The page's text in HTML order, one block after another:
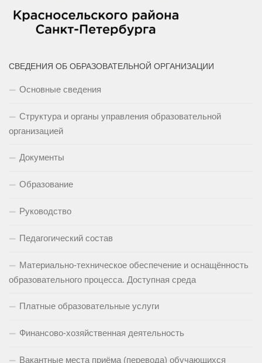
СВЕДЕНИЯ ОБ ОБРАЗОВАТЕЛЬНОЙ ОРГАНИЗАЦИИ
Основные сведения
Структура и органы управления образовательной
организацией
Документы
Образование
Руководство
Педагогический состав
Материально-техническое обеспечение и оснащённость
образовательного процесса. Доступная среда
Платные образовательные услуги
Финансово-хозяйственная деятельность
Вакантные места приёма (перевода) обучающихся